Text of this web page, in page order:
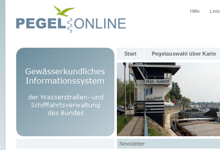
Hilfe
Start Pegelauswahl über Karte
Newsletter